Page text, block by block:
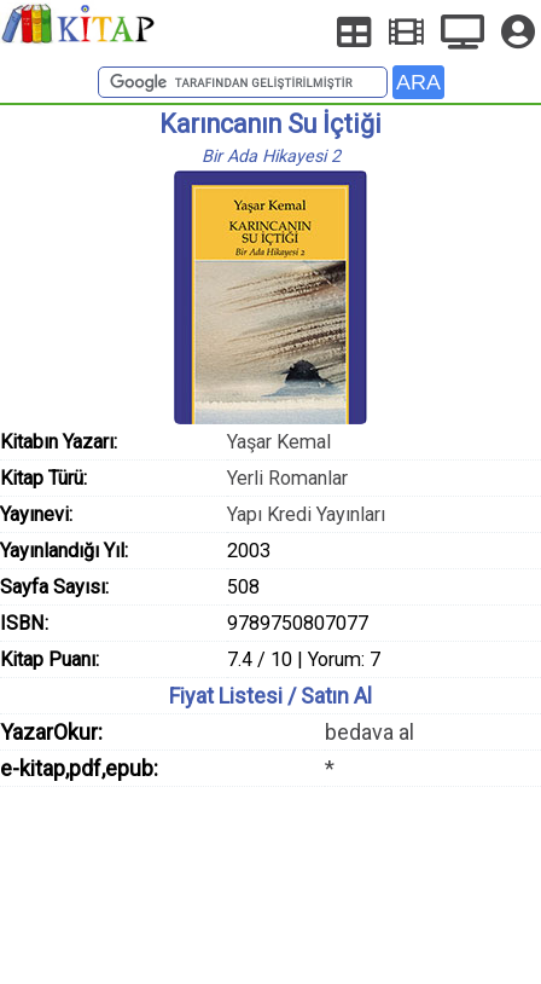
Karıncanın Su İçtiği
Bir Ada Hikayesi 2
Kitabın Yazarı:
Yaşar Kemal
Kitap Türü:
Yerli Romanlar
Yayınevi:
Yapı Kredi Yayınları
Yayınlandığı Yıl:
2003
Sayfa Sayısı:
508
ISBN:
9789750807077
Kitap Puanı:
7.4 / 10 | Yorum: 7
Fiyat Listesi / Satın Al
YazarOkur:
bedava al
e-kitap,pdf,epub:
*